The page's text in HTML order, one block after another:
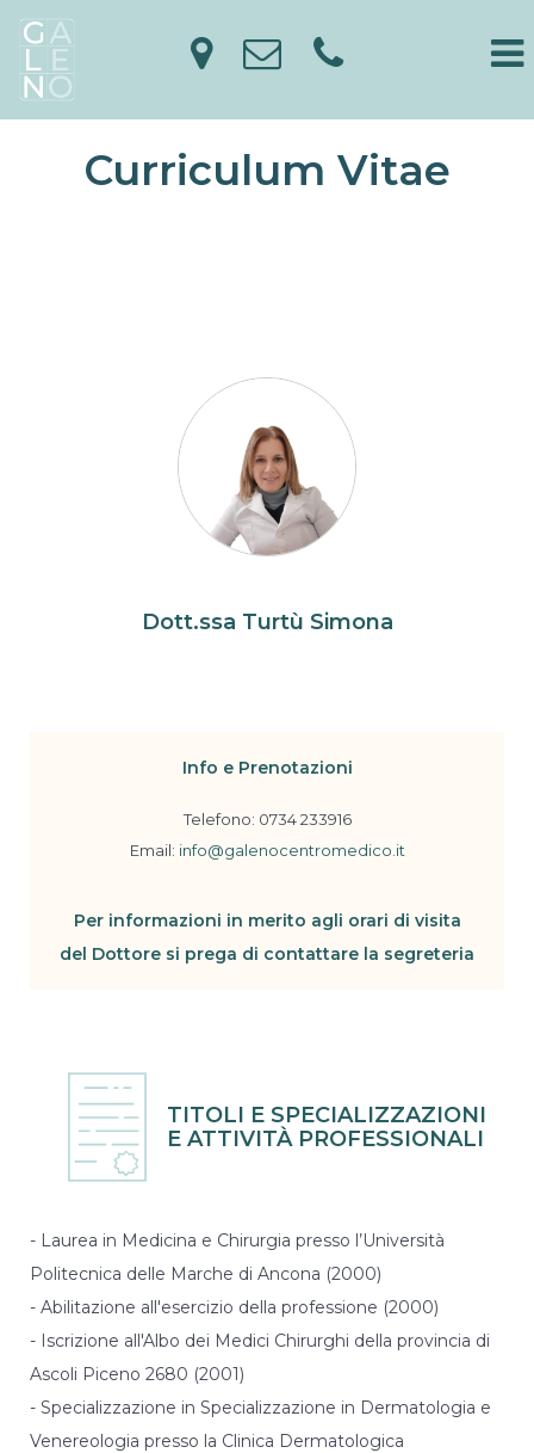
Curriculum Vitae
Dott.ssa Turtù Simona
Info e Prenotazioni
Telefono: 0734 233916
Email: info@galenocentromedico.it
Per informazioni in merito agli orari di visita
del Dottore si prega di contattare la segreteria
TITOLI E SPECIALIZZAZIONI
E ATTIVITÀ PROFESSIONALI
- Laurea in Medicina e Chirurgia presso l’Università
Politecnica delle Marche di Ancona (2000)
- Abilitazione all'esercizio della professione (2000)
- Iscrizione all'Albo dei Medici Chirurghi della provincia di
Ascoli Piceno 2680 (2001)
- Specializzazione in Specializzazione in Dermatologia e
Venereologia presso la Clinica Dermatologica
Tecnici/Necessari
necessari per il
funzionamento del
fruizione
del nostro
statistici (di
che spesso
raccolgono
maniera
tracciare
l'utente.